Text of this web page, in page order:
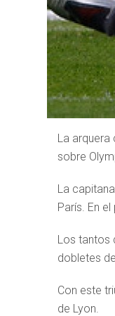
La arquera
sobre
La
París. En
Los tantos
dobletes
Con este
de Lyon.